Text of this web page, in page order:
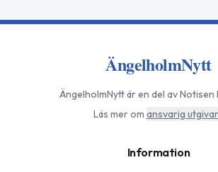
ÄngelholmNytt
ÄngelholmNyttär en del av Notisen
Läs mer om ansvarig
Information